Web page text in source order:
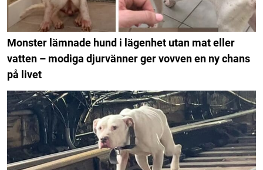
Monster lämnade hund i lägenhet utan mat eller
vatten – modiga djurvänner ger vovven en ny chans
på livet